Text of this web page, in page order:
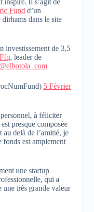
inspiré. Il s’agit de
Fund d’un
dans le site
investissement de 3,5
, leader de
@elbotola_com
5 Février
à féliciter
presque composée
au delà de l’amitié, je
fonds est amplement
une startup
qui a
une très grande valeur